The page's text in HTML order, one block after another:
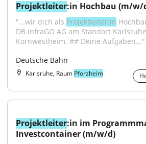
Projektleiter:in Hochbau (m/w/
"...wir dich als Projektleiter:in
DB InfraGO AG am Standort
Kornwestheim. ## Deine Aufgaben..."
Deutsche Bahn
Karlsruhe, Raum Pforzheim
Projektleiter:in im
Investcontainer (m/w/d)